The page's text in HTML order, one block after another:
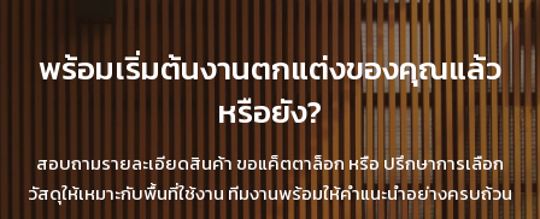
พร้อมเริ่มต้นงานตกแต่งของคุณแล้ว
หรือยัง?
สอบถามรายละเอียดสินค้า ขอแค็ตตาล็อก หรือ ปรึกษาการเลือก
วัสดุให้เหมาะกับพื้นที่ใช้งาน ทีมงานพร้อมให้คำแนะนำอย่างครบถ้วน